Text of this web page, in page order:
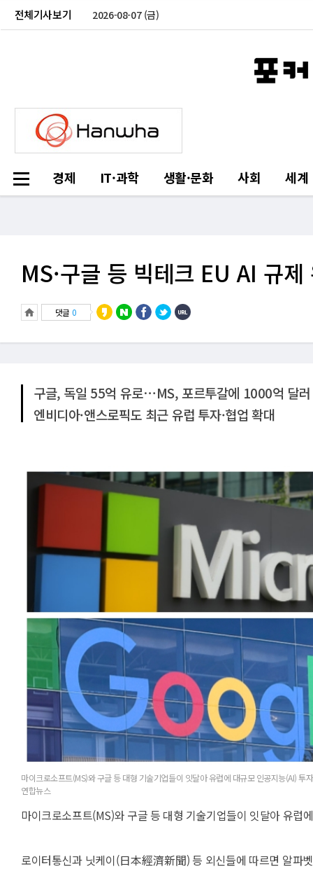
전체기사보기 2026-08-07 (금)
경제 IT·과학 생활·문화 사회 세계
MS·구글 등 빅테크 EU AI 규
댓글 0
구글, 독일 55억 유로⋯MS, 포르투갈에 1000억 달러
엔비디아·앤스로픽도 최근 유럽 투자·협업 확대
마이크로소프트(MS)와 구글 등 대형 기술기업들이 잇달아 유럽에 대규모 인공지능(AI) 투
연합뉴스
마이크로소프트(MS)와 구글 등 대형 기술기업들이 잇달아 유럽
로이터통신과 닛케이(日本經濟新聞) 등 외신들에 따르면 알파